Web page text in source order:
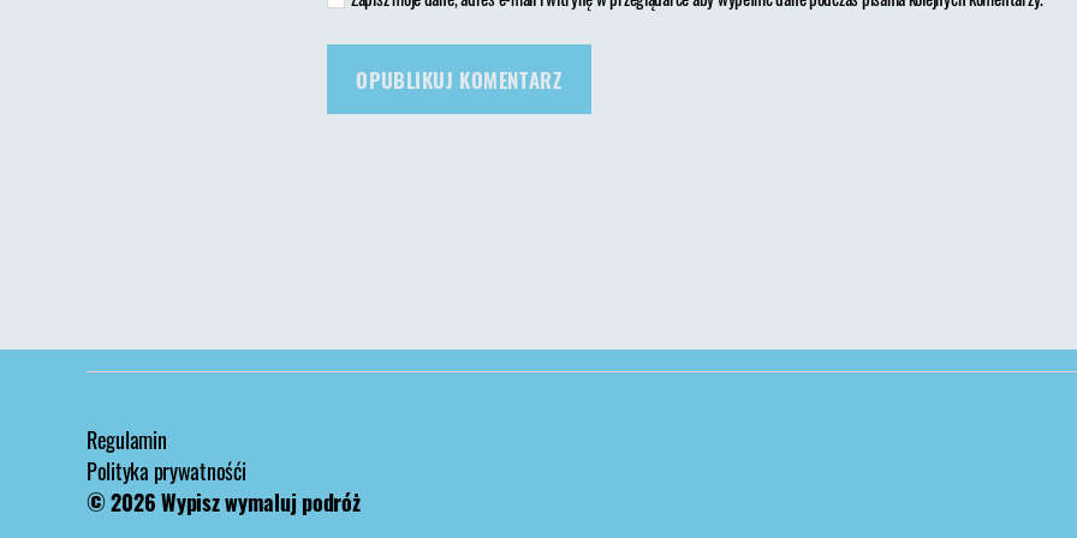
Regulamin
Polityka prywatnośći
© 2026Wypisz wymaluj podróż